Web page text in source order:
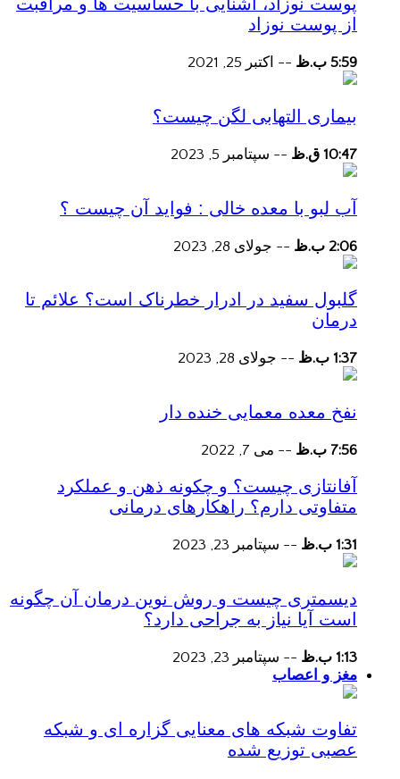
از پوست نوزاد
5:59 ب.ظ -- اکتبر 25, 2021
بیماری التهابی لگن چیست؟
10:47 ق.ظ -- سپتامبر 5, 2023
آب لبو با معده خالی : فواید آن چیست ؟
2:06 ب.ظ -- جولای 28, 2023
گلبول سفید در ادرار خطرناک است؟ علائم تا
درمان
1:37 ب.ظ -- جولای 28, 2023
نفخ معده معمایی خنده دار
7:56 ب.ظ -- می 7, 2022
آفانتازی چیست؟ و چکونه ذهن و عملکرد
متفاوتی دارم؟ راهکارهای درمانی
1:31 ب.ظ -- سپتامبر 23, 2023
دیسمتری چیست و روش نوین درمان آن چگونه
است آیا نیاز به جراحی دارد؟
1:13 ب.ظ -- سپتامبر 23, 2023
مغز و اعصاب
تفاوت شبکه های معنایی گزاره ای و شبکه
عصبی توزیع شده